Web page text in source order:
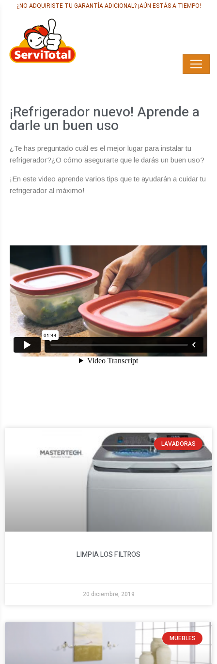
¿NO ADQUIRISTE TU GARANTÍA ADICIONAL? ¡AÚN ESTÁS A TIEMPO!
¡Refrigerador nuevo! Aprende a
darle un buen uso
¿Te has preguntado cuál es el mejor lugar para instalar tu
refrigerador?¿O cómo asegurarte que le darás un buen uso?
¡En este video aprende varios tips que te ayudarán a cuidar tu
refrigerador al máximo!
LAVADORAS
LIMPIA LOS FILTROS
20 diciembre, 2019
MUEBLES